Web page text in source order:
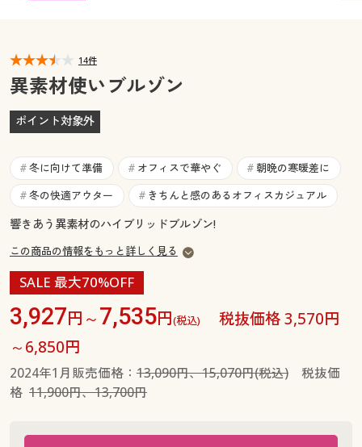
マイページ
閲覧履歴
お気に入り
サポート
よくある質問とお問い合わせ
閲覧履歴
ご利用ガイド
よくある質問とお問い合わせ
14件
異素材使いブルゾン
ポイント対象外
# 冬に向けて準備 # オフィスで華やぐ # 朝晩の寒暖差に
# 冬の快適アウター # きちんと感のあるオフィスカジュアル
響きあう異素材のハイブリッドブルゾン!
この商品の情報をもっと詳しく見る
SALE 最大70%OFF
3,927円～7,535円(税込)
税抜価格 3,570円
～6,850円
2024年1月販売価格： 13,090円、15,070円(税込)税抜価
格 11,900円、13,700円